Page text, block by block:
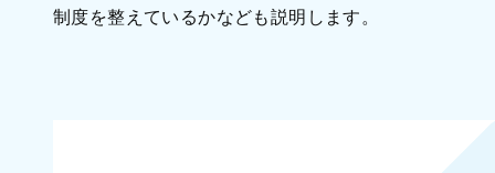
制度を整えているかなども説明します。